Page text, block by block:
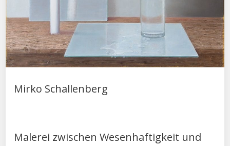
Mirko Schallenberg
Malerei zwischen Wesenhaftigkeit und